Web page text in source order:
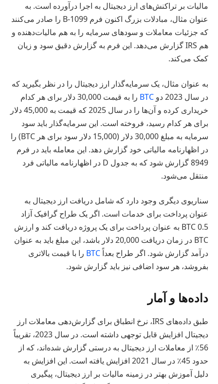
مالیات بر تراکنش‌های ارز دیجیتال به اجرا درآورده است. به
عنوان مثال، مبادلات بزرگ اکنون فرم 1099-B را صادر می‌کنند
که جزئیات معاملات و سودهای سرمایه را به هم مالیات‌دهنده و
هم IRS گزارش می‌دهد. این فرم به گزارش دقیق سود و زیان
کمک می‌کند.
به عنوان مثال، یک سرمایه‌گذار ارز دیجیتال را در نظر بگیرید که
در سال 2023 دو
BTC
را به قیمت 30,000 دلار برای هر کدام
خریداری کرده و آن‌ها را در سال 2025 که قیمت به 45,000 دلار
برای هر کدام رسید، فروخته است. این سرمایه‌گذار باید سود
سرمایه به مبلغ 30,000 دلار (15,000 دلار سود برای هر BTC) را
در اظهارنامه مالیاتی خود گزارش دهد. این معامله باید در فرم
8949 گزارش شود که به جدول D در اظهارنامه مالیاتی فرد
منتقل می‌شود.
سناریوی دیگری وجود دارد که شامل دریافت ارز دیجیتال به
عنوان پرداخت برای خدمات است. اگر یک طراح گرافیک آزاد
0.5 BTC به عنوان پرداخت برای یک پروژه دریافت کند و ارزش
BTC در زمان دریافت 20,000 دلار باشد، این مبلغ باید به عنوان
درآمد گزارش شود. اگر طراح بعداًBTC را با قیمت بالاتری
بفروشد، هر سود اضافی نیز باید گزارش شود.
داده‌ها و آمار
طبق داده‌های IRS، نرخ انطباق برای گزارش‌دهی معاملات ارز
دیجیتال افزایش قابل توجهی داشته است. در سال 2023، تقریباً
56٪ از معاملات ارز دیجیتال به درستی گزارش شده‌اند، که از
حدود 45٪ در سال 2021 افزایش یافته است. این افزایش به
دلیل آموزش بهتر در زمینه مالیات بر ارز دیجیتال، پیگیری